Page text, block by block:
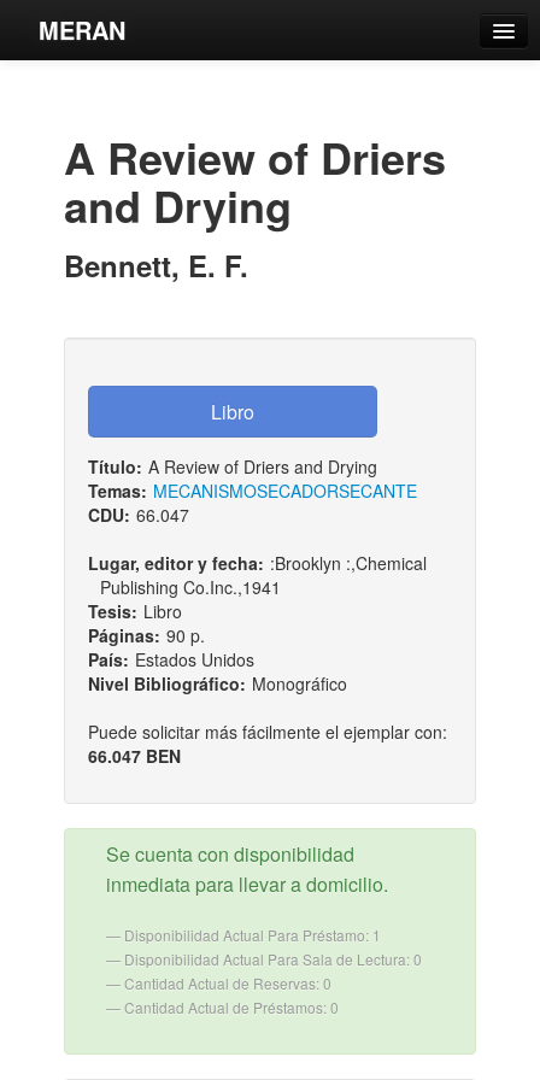
MERAN
Estantes Virtuales
A Review of Driers
and Drying
Bennett, E. F.
Título: A Review of Driers and Drying
Temas: MECANISMOSECADORSECANTE
CDU: 66.047
Lugar, editor y fecha: :Brooklyn :,Chemical
Publishing Co.Inc.,1941
Tesis: Libro
Páginas: 90 p.
País: Estados Unidos
Nivel Bibliográfico: Monográfico
Puede solicitar más fácilmente el ejemplar con:
66.047 BEN
Se cuenta con disponibilidad
inmediata para llevar a domicilio.
Disponibilidad Actual Para Préstamo: 1
Disponibilidad Actual Para Sala de Lectura: 0
Cantidad Actual de Reservas: 0
Cantidad Actual de Préstamos: 0